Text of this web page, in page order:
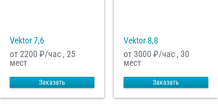
Vektor 7,6
от 2200 ₽/час , 25
мест
Заказать
Vektor 8,8
от 3000 ₽/час , 30
мест
Заказать